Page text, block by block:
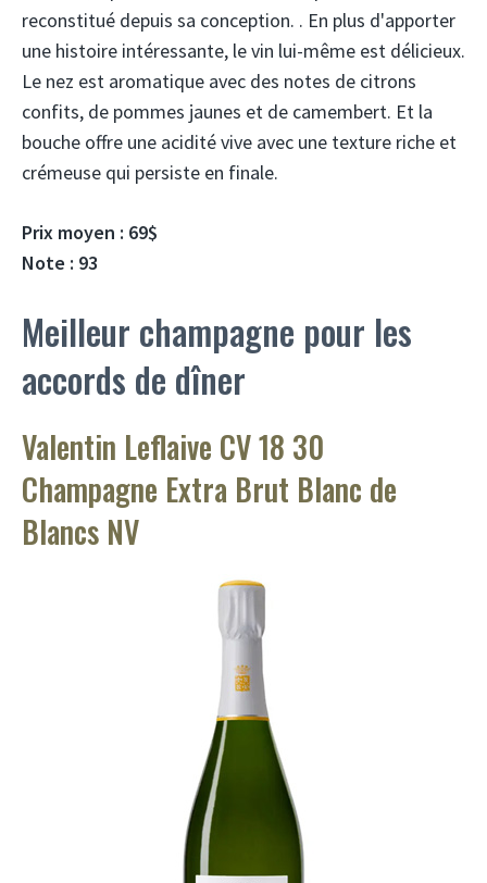
reconstitué depuis sa conception. . En plus d'apporter
une histoire intéressante, le vin lui-même est délicieux.
Le nez est aromatique avec des notes de citrons
confits, de pommes jaunes et de camembert. Et la
bouche offre une acidité vive avec une texture riche et
crémeuse qui persiste en finale.
Prix ​​moyen : 69$
Note : 93
Meilleur champagne pour les
accords de dîner
Valentin Leflaive CV 18 30
Champagne Extra Brut Blanc de
Blancs NV